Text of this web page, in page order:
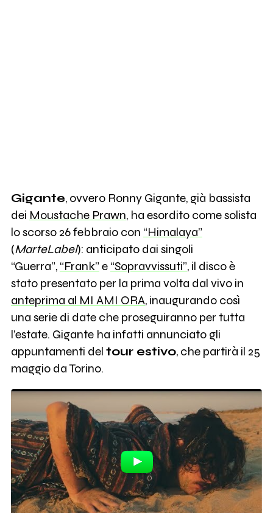
Gigante, ovvero Ronny Gigante, già bassista
dei Moustache Prawn, ha esordito come solista
lo scorso 26 febbraio con “Himalaya”
(MarteLabel): anticipato dai singoli
“Guerra”, “Frank” e “Sopravvissuti”, il disco è
stato presentato per la prima volta dal vivo in
anteprima al MI AMI ORA, inaugurando così
una serie di date che proseguiranno per tutta
l’estate. Gigante ha infatti annunciato gli
appuntamenti del tour estivo, che partirà il 25
maggio da Torino.